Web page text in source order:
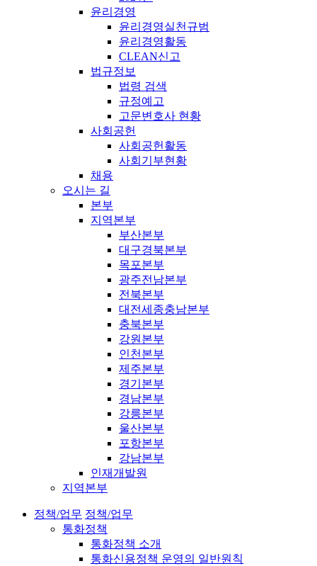
윤리경영
윤리경영실천규범
윤리경영활동
CLEAN신고
법규정보
법령 검색
규정예고
고문변호사 현황
사회공헌
사회공헌활동
사회기부현황
채용
오시는 길
본부
지역본부
부산본부
대구경북본부
목포본부
광주전남본부
전북본부
대전세종충남본부
충북본부
강원본부
인천본부
제주본부
경기본부
경남본부
강릉본부
울산본부
포항본부
강남본부
인재개발원
지역본부
정책/업무 정책/업무
통화정책
통화정책 소개
통화신용정책 운영의 일반원칙